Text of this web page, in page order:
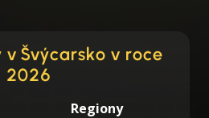
Švýcarsko v roce
2026
Regiony